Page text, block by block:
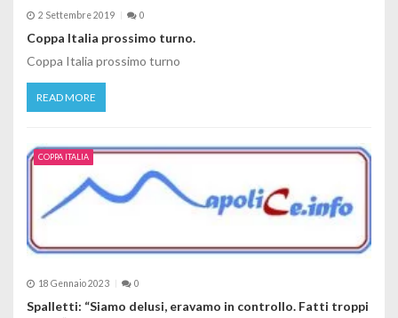
2 Settembre 2019 0
Coppa Italia prossimo turno.
Coppa Italia prossimo turno
READ MORE
COPPA ITALIA
18 Gennaio 2023 0
Spalletti: “Siamo delusi, eravamo in controllo. Fatti troppi